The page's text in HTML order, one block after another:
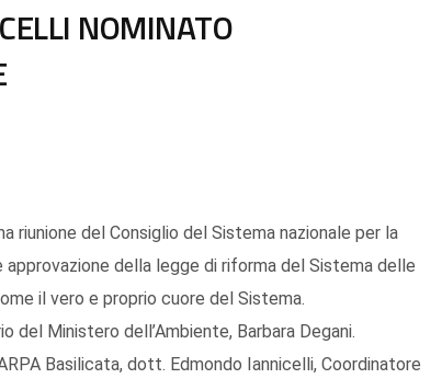
NOMINATO
riunione del Consiglio del Sistema nazionale per la
della legge di riforma del Sistema delle
il vero e proprio cuore del Sistema.
Ministero dell’Ambiente, Barbara Degani.
Basilicata, dott. Edmondo Iannicelli, Coordinatore